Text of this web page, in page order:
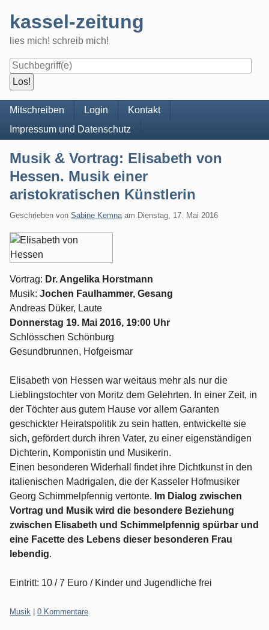
content
kassel-zeitung
lies mich! schreib mich!
Navigation
Mitschreiben Login
Kontakt
Impressum und Datenschutz
Musik & Vortrag: Elisabeth von
Hessen. Musik einer
aristokratischen Künstlerin
Geschrieben von Sabine Kemna am Dienstag, 17. Mai 2016
Vortrag: Dr. Angelika Horstmann
Musik: Jochen Faulhammer, Gesang
Andreas Düker, Laute
Donnerstag 19. Mai 2016, 19:00 Uhr
Schlösschen Schönburg
Gesundbrunnen, Hofgeismar
Elisabeth von Hessen war weitaus mehr als nur die
Lieblingstochter von Moritz dem Gelehrten. In einer Zeit, in
der Töchter aus gutem Hause vor allem Garanten
geschickter Heiratspolitik zu sein hatten, entwickelte sie
sich, gefördert durch ihren Vater, zu einer eigenständigen
Dichterin, Komponistin und Musikerin.
Einen besonderen Widerhall findet ihre Dichtkunst in den
italienischen Madrigalen, die der Kasseler Hofmusiker
Georg Schimmelpfennig vertonte. Im Dialog zwischen
Vortrag und Musik wird die besondere Beziehung
zwischen Elisabeth und Schimmelpfennig spürbar und
eine Facette des Lebens dieser besonderen Frau
lebendig.
Eintritt: 10 / 7 Euro / Kinder und Jugendliche frei
Kategorien:
Musik 0 Kommentare